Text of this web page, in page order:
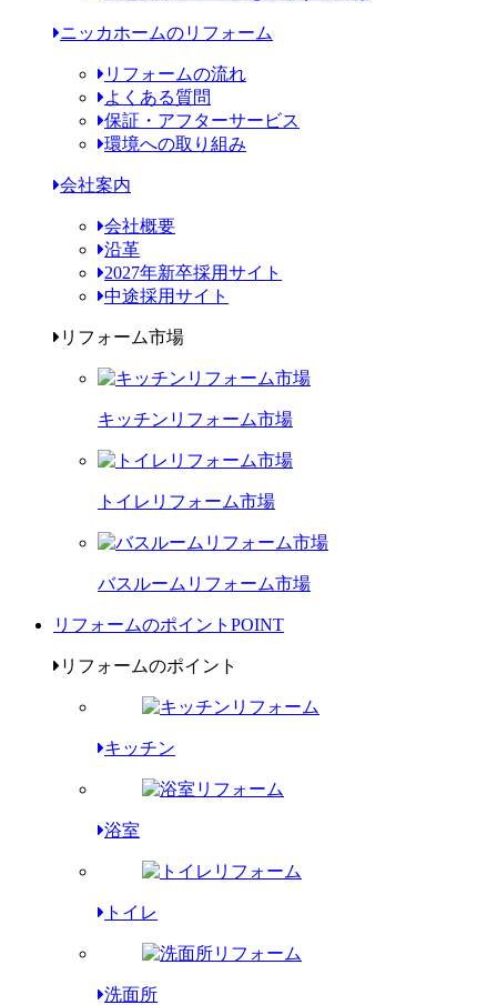
ニッカホームのリフォーム
リフォームの流れ
よくある質問
保証・アフターサービス
環境への取り組み
会社案内
会社概要
沿革
2027年新卒採用サイト
中途採用サイト
リフォーム市場
キッチンリフォーム市場
トイレリフォーム市場
バスルームリフォーム市場
リフォームのポイント POINT
リフォームのポイント
キッチン
浴室
トイレ
洗面所